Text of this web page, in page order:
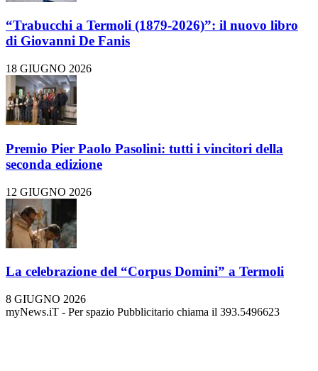
“Trabucchi a Termoli (1879-2026)”: il nuovo libro
di Giovanni De Fanis
18 GIUGNO 2026
Premio Pier Paolo Pasolini: tutti i vincitori della
seconda edizione
12 GIUGNO 2026
La celebrazione del “Corpus Domini” a Termoli
8 GIUGNO 2026
myNews.iT - Per spazio Pubblicitario chiama il 393.5496623